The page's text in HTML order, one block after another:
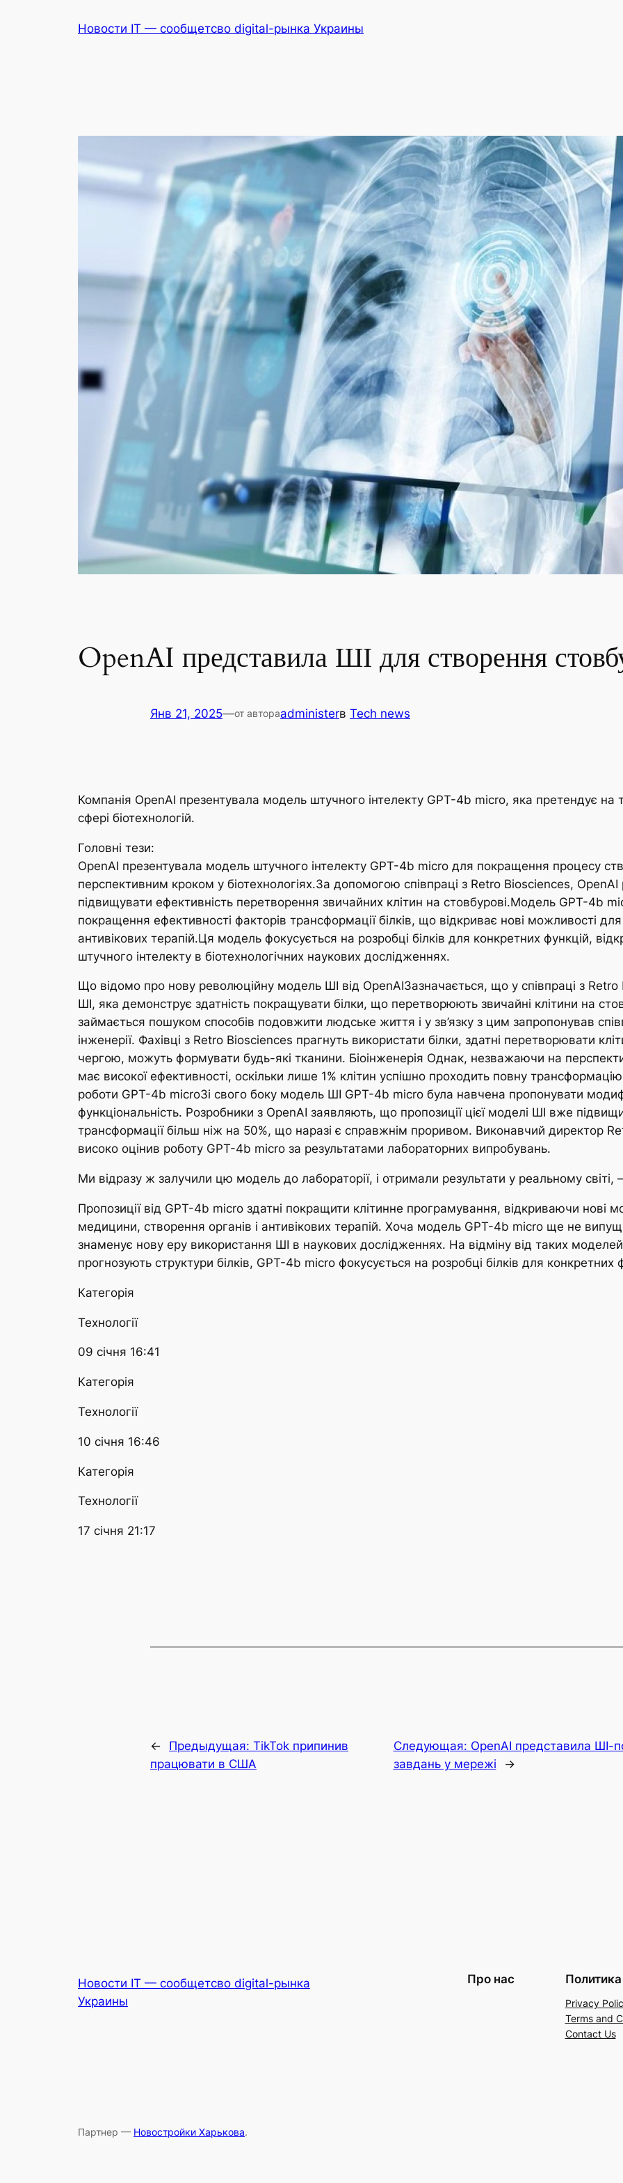
Новости IT — сообщетсво digital-рынка Украины
OpenAI представила ШІ для створення
Янв 21, 2025—от автораadministerв Tech news
Компанія OpenAI презентувала модель штучного інтелекту GPT-4b micro, яка претендує
сфері біотехнологій.
Головні тези:
OpenAI презентувала модель штучного інтелекту GPT-4b micro для покращення процесу
перспективним кроком у біотехнологіях.За допомогою співпраці з Retro Biosciences,
підвищувати ефективність перетворення звичайних клітин на стовбурові.Модель GPT-4b
покращення ефективності факторів трансформації білків, що відкриває нові можливості
антивікових терапій.Ця модель фокусується на розробці білків для конкретних функцій,
штучного інтелекту в біотехнологічних наукових дослідженнях.
Що відомо про нову революційну модель ШІ від OpenAIЗазначається, що у співпраці з
ШІ, яка демонструє здатність покращувати білки, що перетворюють звичайні клітини на
займається пошуком способів подовжити людське життя і у зв’язку з цим запропонував
інженерії. Фахівці з Retro Biosciences прагнуть використати білки, здатні перетворювати
чергою, можуть формувати будь-які тканини. Біоінженерія Однак, незважаючи на
має високої ефективності, оскільки лише 1% клітин успішно проходить повну
роботи GPT-4b microЗі свого боку модель ШІ GPT-4b micro була навчена пропонувати
функціональність. Розробники з OpenAI заявляють, що пропозиції цієї моделі ШІ вже
трансформації більш ніж на 50%, що наразі є справжнім проривом. Виконавчий директор
високо оцінив роботу GPT-4b micro за результатами лабораторних випробувань.
Ми відразу ж залучили цю модель до лабораторії, і отримали результати у реальному
Пропозиції від GPT-4b micro здатні покращити клітинне програмування, відкриваючи нові
медицини, створення органів і антивікових терапій. Хоча модель GPT-4b micro ще не
знаменує нову еру використання ШІ в наукових дослідженнях. На відміну від таких
прогнозують структури білків, GPT-4b micro фокусується на розробці білків для конкретних
Категорія
Технології
09 січня 16:41
Категорія
Технології
10 січня 16:46
Категорія
Технології
17 січня 21:17
← Предыдущая: TikTok припинив
працювати в США
Следующая: OpenAI представила ШІ-
завдань у мережі
→
Новости IT — сообщетсво digital-рынка
Украины
Про нас
Privacy
Terms and
Contact Us
Партнер — Новостройки Харькова.